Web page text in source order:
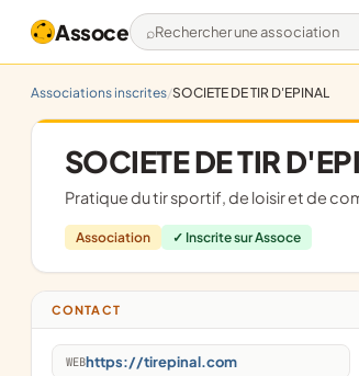
Assoce Rechercher une
Associations inscrites SOCIETE DE TIR D'EPINAL
SOCIETE DE TIR
Pratique du tir sportif, de loisir et de
Association ✓ Inscrite sur Assoce
CONTACT
WEBhttps://tirepinal.com